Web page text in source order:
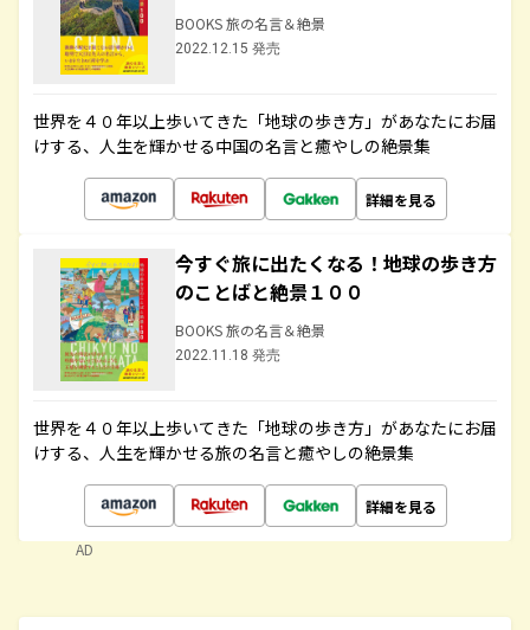
BOOKS 旅の名言＆絶景
2022.12.15 発売
世界を４０年以上歩いてきた「地球の歩き方」があなたにお届
けする、人生を輝かせる中国の名言と癒やしの絶景集
詳細を見る
今すぐ旅に出たくなる！地球の歩き方
のことばと絶景１００
BOOKS 旅の名言＆絶景
2022.11.18 発売
世界を４０年以上歩いてきた「地球の歩き方」があなたにお届
けする、人生を輝かせる旅の名言と癒やしの絶景集
詳細を見る
AD